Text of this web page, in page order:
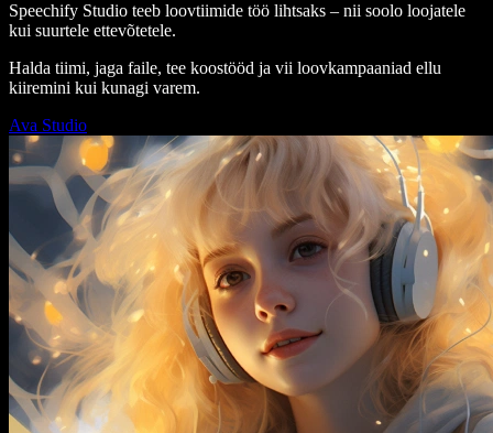
Speechify Studio teeb loovtiimide töö lihtsaks – nii soolo loojatele
kui suurtele ettevõtetele.
Halda tiimi, jaga faile, tee koostööd ja vii loovkampaaniad ellu
kiiremini kui kunagi varem.
Ava Studio